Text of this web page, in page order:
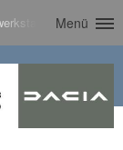
Kufstein Tirol
Menü